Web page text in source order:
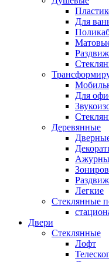
Для
Для
Деревянные
Легкие
Стеклянные
Двери
Стеклянные
Лофт